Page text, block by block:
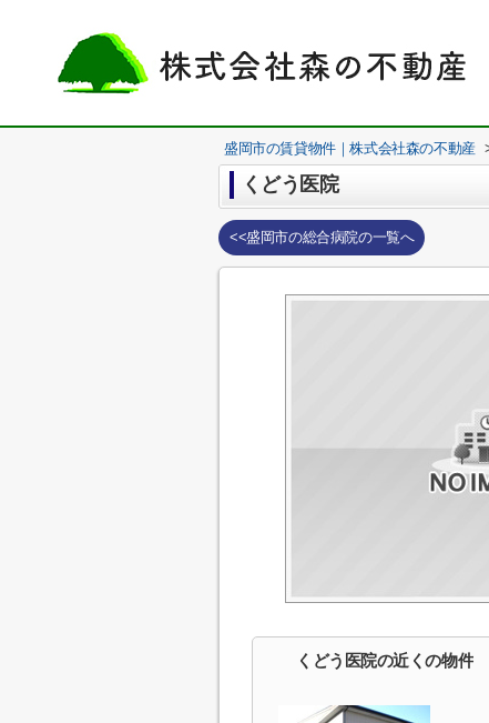
盛岡市の賃貸物件｜株式会社森の不動産
くどう医院
<<盛岡市の総合病院の一覧へ
くどう医院の近くの物件